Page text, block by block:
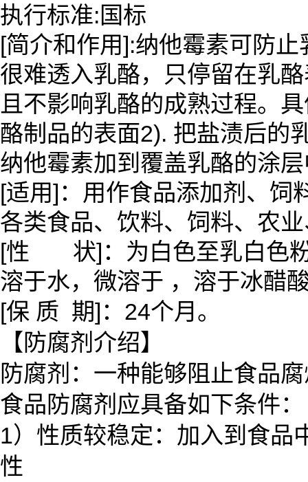
执行标准:国标
[简介和作用]:纳他霉素可防
很难透入乳酪，只停留在乳
且不影响乳酪的成熟过程。
酪制品的表面2). 把盐渍后的
纳他霉素加到覆盖乳酪的涂
[适用]：用作食品添加剂、饲
各类食品、饮料、饲料、农
[性 状]：为白色至乳白色粉
溶于水，微溶于 ，溶于冰醋
[保 质 期]：24个月。
【防腐剂介绍】
防腐剂：一种能够阻止食品
食品防腐剂应具备如下条件
1）性质较稳定：加入到食品
性